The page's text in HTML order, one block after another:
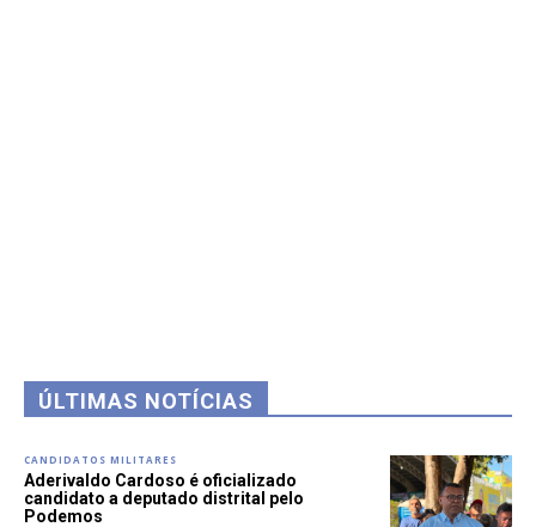
ÚLTIMAS NOTÍCIAS
CANDIDATOS MILITARES
Aderivaldo Cardoso é oficializado
candidato a deputado distrital pelo
Podemos